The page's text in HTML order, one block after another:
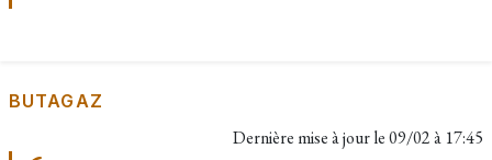
BUTAGAZ
Dernière mise à jour le09/02 à 17:45